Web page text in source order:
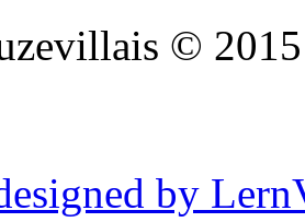
© 2015
by